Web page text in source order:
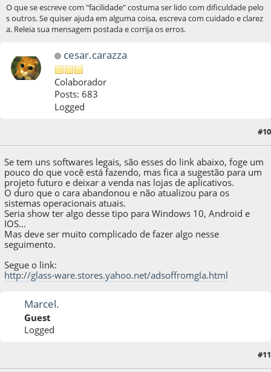
O que se escreve com "facilidade" costuma ser lido com dificuldade pelo
s outros. Se quiser ajuda em alguma coisa, escreva com cuidado e clarez
a. Releia sua mensagem postada e corrija os erros.
cesar.carazza
Colaborador
Posts: 683
Logged
#10
Se tem uns softwares legais, são esses do link abaixo, foge um
pouco do que você está fazendo, mas fica a sugestão para um
projeto futuro e deixar a venda nas lojas de aplicativos.
O duro que o cara abandonou e não atualizou para os
sistemas operacionais atuais.
Seria show ter algo desse tipo para Windows 10, Android e
IOS...
Mas deve ser muito complicado de fazer algo nesse
seguimento.
Segue o link:
http://glass-ware.stores.yahoo.net/adsoffromgla.html
Marcel.
Guest
Logged
#11